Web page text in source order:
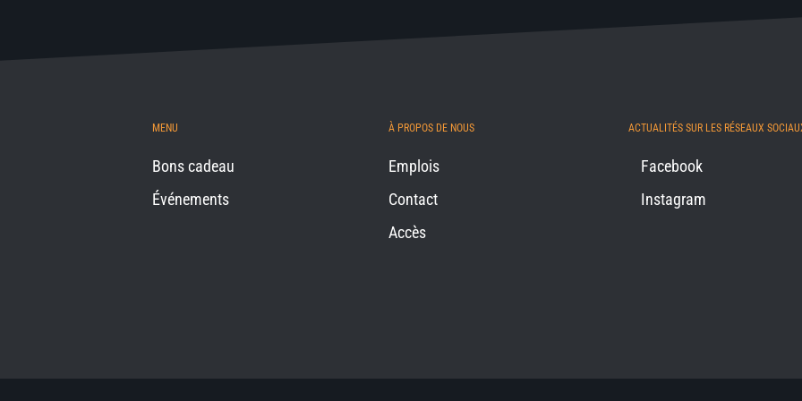
MENU
Bons cadeau
Événements
À PROPOS DE NOUS
Emplois
Contact
Accès
ACTUALITÉS SUR LES RÉSEAUX
Facebook
Instagram